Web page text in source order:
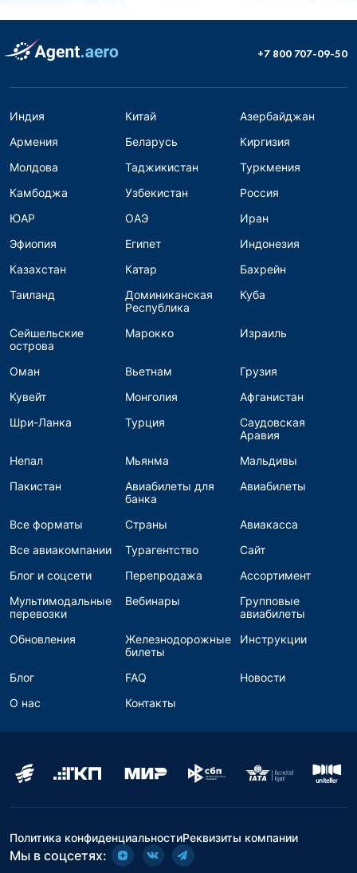
+7 800 707-09-50
Индия Китай
Азербайджан
Армения
Беларусь
Киргизия
Молдова
Таджикистан
Туркмения
Камбоджа
Узбекистан
Россия
ЮАР
ОАЭ
Иран
Эфиопия
Египет
Индонезия
Казахстан
Катар
Бахрейн
Таиланд
Доминиканская
Республика
Куба
Сейшельские
острова
Марокко Израиль
Оман Вьетнам
Грузия
Кувейт
Монголия
Афганистан
Шри-Ланка
Турция
Саудовская
Аравия
Непал
Мьянма
Мальдивы
Пакистан
Авиабилеты для
банка
Авиабилеты
Все форматы Страны
Авиакасса
Все авиакомпании
Турагентство
Сайт
Блог и соцсети
Перепродажа
Ассортимент
Мультимодальные
перевозки
Вебинары
Групповые
авиабилеты
Обновления
Железнодорожные
билеты
Инструкции
Блог FAQ
Новости
О нас
Контакты
Политика конфиденциальностиРеквизиты компании
Мы в соцсетях: